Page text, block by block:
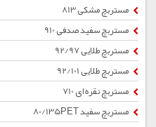
مستربچ مشکی 813
مستربچ سفید صدفی 910
مستربچ طلایی 92/97
مستربچ طلایی 92/101
مستربچ نقره ای 710
مستربچ سفید 80/135PET